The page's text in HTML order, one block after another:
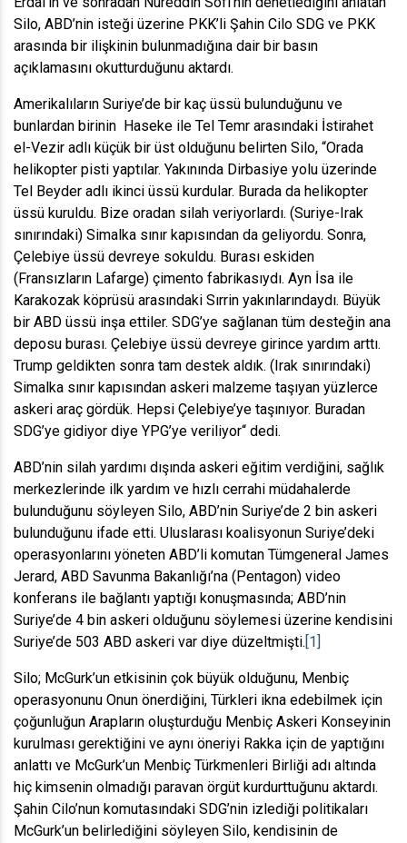
Silo, ABD’nin isteği üzerine PKK’li Şahin Cilo SDG ve PKK
arasında bir ilişkinin bulunmadığına dair bir basın
açıklamasını okutturduğunu aktardı.
Amerikalıların Suriye’de bir kaç üssü bulunduğunu ve
bunlardan birinin Haseke ile Tel Temr arasındaki İstirahet
el-Vezir adlı küçük bir üst olduğunu belirten Silo, “Orada
helikopter pisti yaptılar. Yakınında Dirbasiye yolu üzerinde
Tel Beyder adlı ikinci üssü kurdular. Burada da helikopter
üssü kuruldu. Bize oradan silah veriyorlardı. (Suriye-Irak
sınırındaki) Simalka sınır kapısından da geliyordu. Sonra,
Çelebiye üssü devreye sokuldu. Burası eskiden
(Fransızların Lafarge) çimento fabrikasıydı. Ayn İsa ile
Karakozak köprüsü arasındaki Sırrin yakınlarındaydı. Büyük
bir ABD üssü inşa ettiler. SDG’ye sağlanan tüm desteğin ana
deposu burası. Çelebiye üssü devreye girince yardım arttı.
Trump geldikten sonra tam destek aldık. (Irak sınırındaki)
Simalka sınır kapısından askeri malzeme taşıyan yüzlerce
askeri araç gördük. Hepsi Çelebiye’ye taşınıyor. Buradan
SDG’ye gidiyor diye YPG’ye veriliyor“ dedi.
ABD’nin silah yardımı dışında askeri eğitim verdiğini, sağlık
merkezlerinde ilk yardım ve hızlı cerrahi müdahalerde
bulunduğunu söyleyen Silo, ABD’nin Suriye’de 2 bin askeri
bulunduğunu ifade etti. Uluslarası koalisyonun Suriye’deki
operasyonlarını yöneten ABD’li komutan Tümgeneral James
Jerard, ABD Savunma Bakanlığı’na (Pentagon) video
konferans ile bağlantı yaptığı konuşmasında; ABD’nin
Suriye’de 4 bin askeri olduğunu söylemesi üzerine kendisini
Suriye’de 503 ABD askeri var diye düzeltmişti. [1]
Silo; McGurk’un etkisinin çok büyük olduğunu, Menbiç
operasyonunu Onun önerdiğini, Türkleri ikna edebilmek için
çoğunluğun Arapların oluşturduğu Menbiç Askeri Konseyinin
kurulması gerektiğini ve aynı öneriyi Rakka için de yaptığını
anlattı ve McGurk’un Menbiç Türkmenleri Birliği adı altında
hiç kimsenin olmadığı paravan örgüt kurdurttuğunu aktardı.
Şahin Cilo’nun komutasındaki SDG’nin izlediği politikaları
McGurk’un belirlediğini söyleyen Silo, kendisinin de